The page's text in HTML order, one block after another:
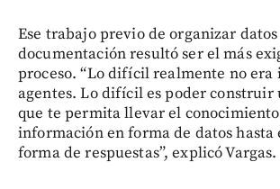
Ese trabajo previo de organizar
documentación resultó ser el más
proceso. “Lo difícil realmente no
agentes. Lo difícil es poder construir
que te permita llevar el
información en forma de datos hasta
forma de respuestas”, explicó Vargas.